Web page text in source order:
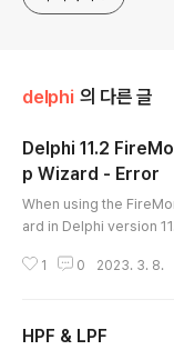
delphi 의 다른 글
Delphi 11.2
p Wizard - Error
When using the
ard in Delphi version
Monkey Low Code App
that can be called with
1 0 2023. 3. 8.
HPF & LPF